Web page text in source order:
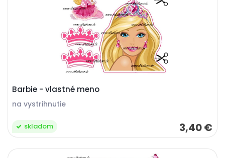
Barbie - vlastné meno
na vystrihnutie
3,40 €
skladom